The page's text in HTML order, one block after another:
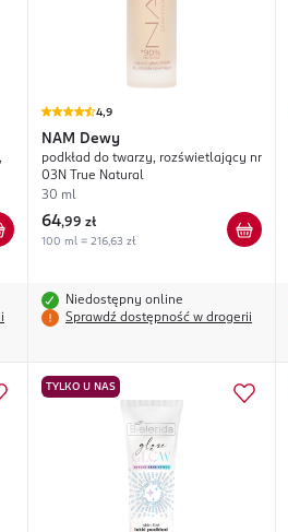
4,9
NAM Dewy
podkład do twarzy, rozświetlający nr
03N True Natural
30 ml
64,99 zł
100 ml = 216,63 zł
Niedostępny online
Sprawdź dostępność w drogerii
TYLKO U NAS